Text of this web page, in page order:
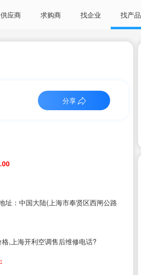
供应商 求购商 找企业 找产品
分享
址：中国大陆(上海市奉贤区西闸公路
,上海开利空调售后维修电话?